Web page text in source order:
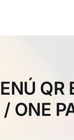
QR
ONE